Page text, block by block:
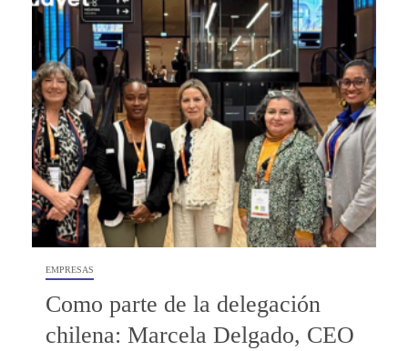
EMPRESAS
Como parte de la delegación
chilena: Marcela Delgado, CEO